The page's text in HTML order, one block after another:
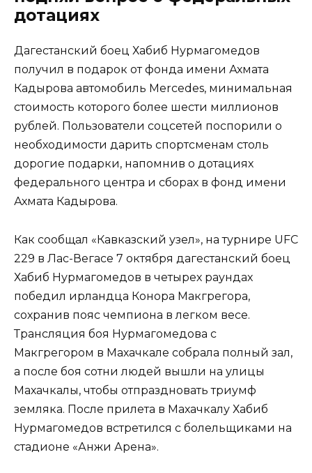
дотациях
Дагестанский боец Хабиб Нурмагомедов
получил в подарок от фонда имени Ахмата
Кадырова автомобиль Mercedes, минимальная
стоимость которого более шести миллионов
рублей. Пользователи соцсетей поспорили о
необходимости дарить спортсменам столь
дорогие подарки, напомнив о дотациях
федерального центра и сборах в фонд имени
Ахмата Кадырова.
Как сообщал «Кавказский узел», на турнире UFC
229 в Лас-Вегасе 7 октября дагестанский боец
Хабиб Нурмагомедов в четырех раундах
победил ирландца Конора Макгрегора,
сохранив пояс чемпиона в легком весе.
Трансляция боя Нурмагомедова с
Макгрегором в Махачкале собрала полный зал,
а после боя сотни людей вышли на улицы
Махачкалы, чтобы отпраздновать триумф
земляка. После прилета в Махачкалу Хабиб
Нурмагомедов встретился с болельщиками на
стадионе «Анжи Арена».